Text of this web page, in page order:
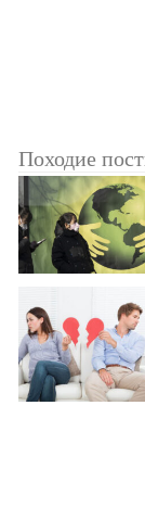
Походие